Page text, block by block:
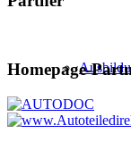
Homepage-